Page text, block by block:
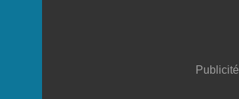
Publicité